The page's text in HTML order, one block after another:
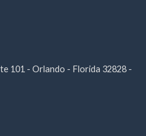
101 - Orlando - Florida 32828 -